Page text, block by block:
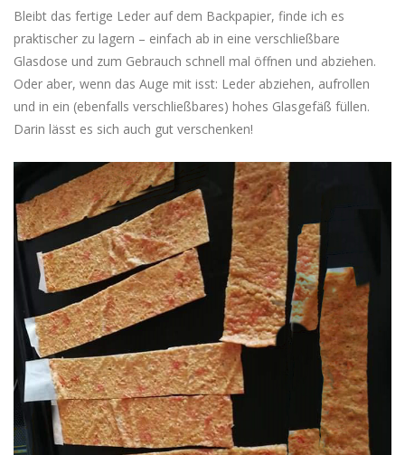
Bleibt das fertige Leder auf dem Backpapier, finde ich es
praktischer zu lagern – einfach ab in eine verschließbare
Glasdose und zum Gebrauch schnell mal öffnen und abziehen.
Oder aber, wenn das Auge mit isst: Leder abziehen, aufrollen
und in ein (ebenfalls verschließbares) hohes Glasgefäß füllen.
Darin lässt es sich auch gut verschenken!